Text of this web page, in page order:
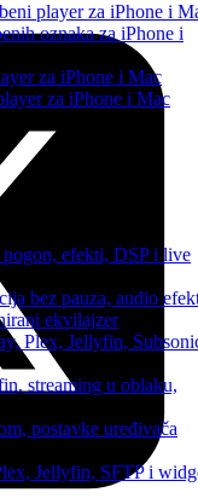
player za iPhone i
oznaka za iPhone i
za iPhone i Mac
za iPhone i Mac
efekti, DSP i live
bez pauza, audio
ekvilajzer
Plex, Jellyfin,
streaming u oblaku,
postavke uređivača
Jellyfin, SFTP i